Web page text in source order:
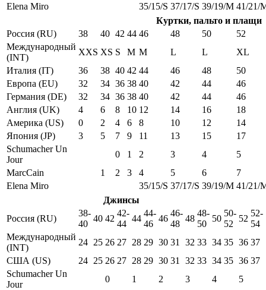
Elena Miro
35/15/S 37/17/S 39/19/M 41/21/
Куртки, пальто и плащи
Россия (RU)
38 40 42 44 46 48 50
52
Международный
(INT)
XXS XS S M M L L
XL
Италия (IT)
36 38 40 42 44 46 48
50
Европа (EU)
32 34 36 38 40 42 44
46
Германия (DE)
32 34 36 38 40 42 44
46
Англия (UK)
4 6 8 10 12 14 16
18
Америка (US)
0 2 4 6 8 10 12
14
Япония (JP)
3 5 7 9 11 13 15
17
Schumacher Un
Jour
0 1 2 3 4
5
MarcCain
1 2 3 4 5 6
7
Elena Miro
35/15/S 37/17/S 39/19/M 41/21/
Джинсы
Россия (RU)
38-
40
40 42
42-
44
44
44-
46
46
46-
48
48
48-
50
50
50-
52
52
52-
54
Международный
(INT)
24 25 26 27 28 29 30 31 32 33 34 35 36 37
США (US)
24 25 26 27 28 29 30 31 32 33 34 35 36 37
Schumacher Un
Jour
0 1 2 3 4
5